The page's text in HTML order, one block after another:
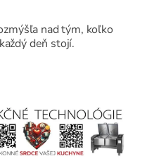
nad tým, koľko
deň stojí.